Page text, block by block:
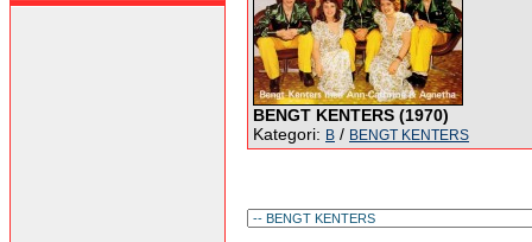
BENGT KENTERS (1970)
Kategori: B / BENGT KENTERS